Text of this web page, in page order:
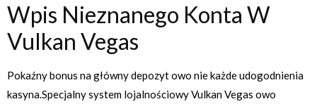
Wpis Nieznanego Konta W
Vulkan Vegas
Pokaźny bonus na główny depozyt owo nie każde udogodnienia
kasyna.Specjalny system lojalnościowy Vulkan Vegas owo